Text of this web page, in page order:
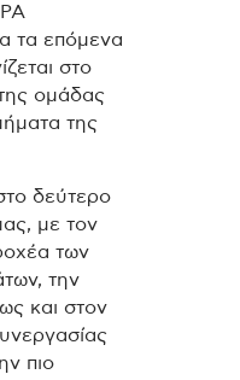
τα επόμενα
στο
ομάδας
της
δεύτερο
με τον
των
την
και στον
πιο